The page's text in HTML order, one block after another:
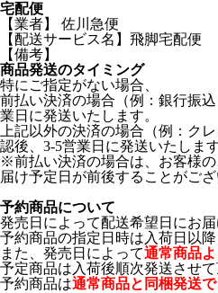
宅配便
【業者】 佐川急便
【配送サービス名】飛脚宅配便
【備考】
商品発送のタイミング
特にご指定がない場合、
前払い決済の場合（例：銀行振
業日に発送いたします。
上記以外の決済の場合（例：
認後、3-5営業日に発送いたします
※前払い決済の場合は、お客様
届け予定日が前後することがござ
予約商品について
発売日によって配送希望日にお
予約商品の指定日時は入荷日以降
また、発売日によって通常商品よ
予定商品は入荷後順次発送させて
予約商品は通常商品と同梱発送で